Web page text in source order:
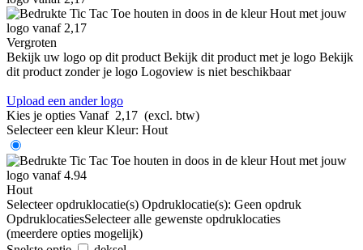
Vergroten
Bekijk uw logo op dit product Bekijk dit product met je logo Bekijk
dit product zonder je logo Logoview is niet beschikbaar
Upload een ander logo
Kies je opties Vanaf 2,17 (excl. btw)
Selecteer een kleur Kleur: Hout
Hout
Selecteer opdruklocatie(s) Opdruklocatie(s): Geen opdruk
OpdruklocatiesSelecteer alle gewenste opdruklocaties
(meerdere opties mogelijk)